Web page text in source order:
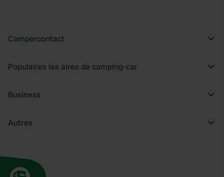
Campercontact
Populaires les aires de camping-car
Business
Autres